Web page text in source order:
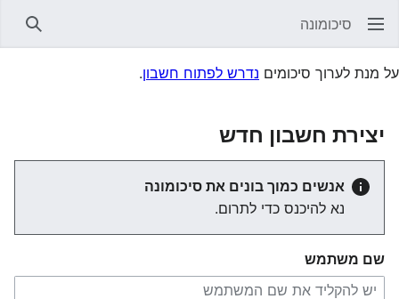
סיכומונה
על מנת לערוך סיכומים נדרש לפתוח חשבון.
יצירת חשבון חדש
אנשים כמוך בונים את סיכומונה
נא להיכנס כדי לתרום.
שם משתמש